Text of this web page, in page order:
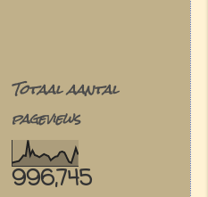
Totaal aantal
pageviews
996,745